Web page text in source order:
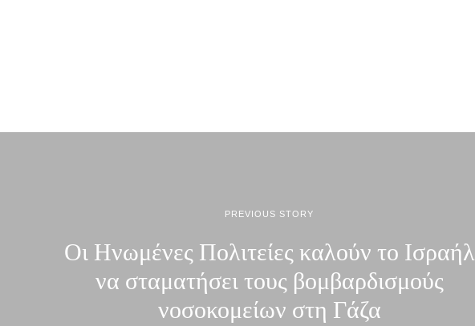
PREVIOUS STORY
Οι Ηνωμένες Πολιτείες καλούν το Ισραήλ
να σταματήσει τους βομβαρδισμούς
νοσοκομείων στη Γάζα